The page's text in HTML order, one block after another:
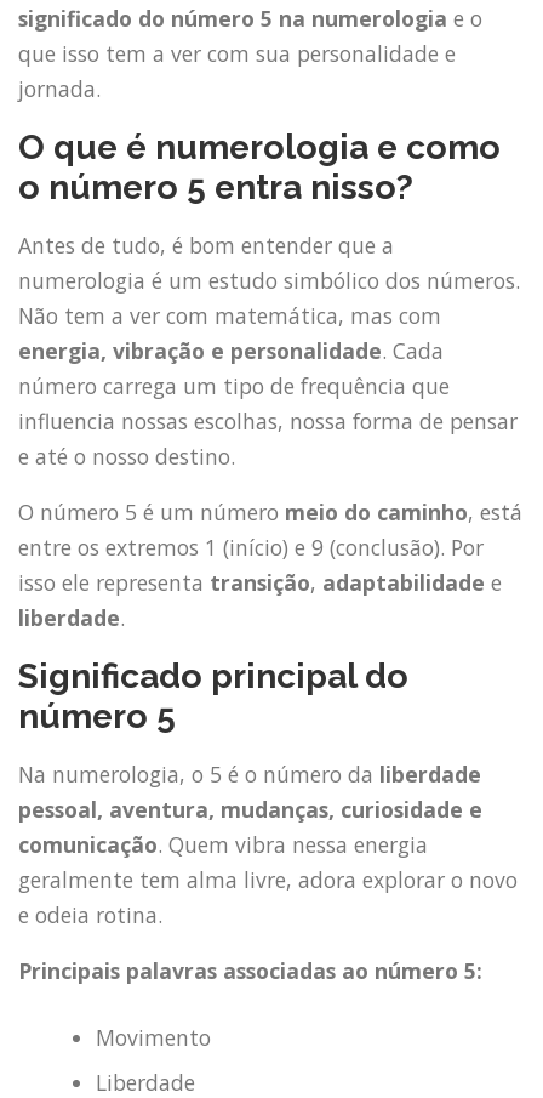
significado do número 5 na numerologia e o
que isso tem a ver com sua personalidade e
jornada.
O que é numerologia e como
o número 5 entra nisso?
Antes de tudo, é bom entender que a
numerologia é um estudo simbólico dos números.
Não tem a ver com matemática, mas com
energia, vibração e personalidade. Cada
número carrega um tipo de frequência que
influencia nossas escolhas, nossa forma de pensar
e até o nosso destino.
O número 5 é um número meio do caminho, está
entre os extremos 1 (início) e 9 (conclusão). Por
isso ele representa transição, adaptabilidade e
liberdade.
Significado principal do
número 5
Na numerologia, o 5 é o número da liberdade
pessoal, aventura, mudanças, curiosidade e
comunicação. Quem vibra nessa energia
geralmente tem alma livre, adora explorar o novo
e odeia rotina.
Principais palavras associadas ao número 5:
Movimento
Liberdade